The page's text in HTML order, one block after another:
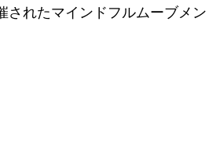
されたマインドフルムーブメン